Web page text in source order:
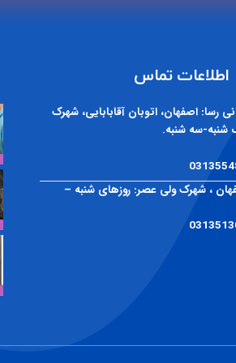
اطلاعات تماس
رسا: اصفهان، اتوبان آقابابایی، شهرک
سه شنبه.
، شهرک ولی عصر: روزهای شنبه –